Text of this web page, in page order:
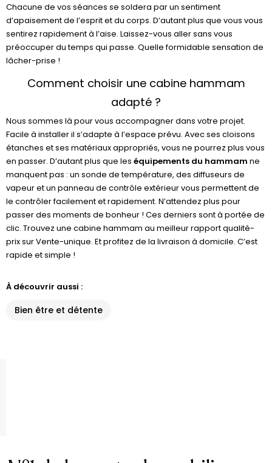
Chacune de vos séances se soldera par un sentiment
d’apaisement de l’esprit et du corps. D’autant plus que vous vous
sentirez rapidement à l’aise. Laissez-vous aller sans vous
préoccuper du temps qui passe. Quelle formidable sensation de
lâcher-prise !
Comment choisir une cabine hammam
adapté ?
Nous sommes là pour vous accompagner dans votre projet.
Facile à installer il s’adapte à l’espace prévu. Avec ses cloisons
étanches et ses matériaux appropriés, vous ne pourrez plus vous
en passer. D’autant plus que les équipements du hammam ne
manquent pas : un sonde de température, des diffuseurs de
vapeur et un panneau de contrôle extérieur vous permettent de
le contrôler facilement et rapidement. N’attendez plus pour
passer des moments de bonheur ! Ces derniers sont à portée de
clic. Trouvez une cabine hammam au meilleur rapport qualité-
prix sur Vente-unique. Et profitez de la livraison à domicile. C’est
rapide et simple !
À découvrir aussi :
Bien être et détente